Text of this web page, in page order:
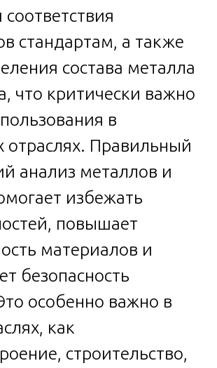
соответствия
стандартам, а также
состава металла
что критически важно
в
отраслях. Правильный
анализ металлов и
избежать
повышает
материалов и
безопасность
особенно важно в
как
строительство,